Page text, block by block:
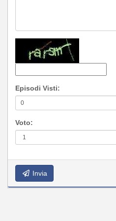
Episodi Visti:
Voto:
Invia